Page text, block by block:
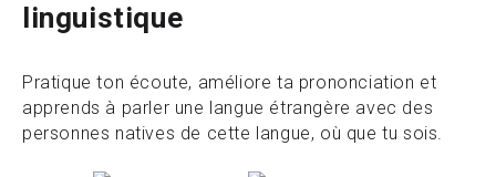
linguistique
Pratique ton écoute, améliore ta prononciation et
apprends à parler une langue étrangère avec des
personnes natives de cette langue, où que tu sois.